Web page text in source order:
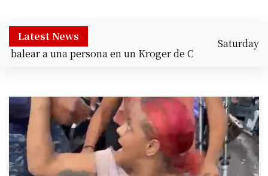
Latest News
a una persona en un Kroger de Cypress |
Prisión
Saturday